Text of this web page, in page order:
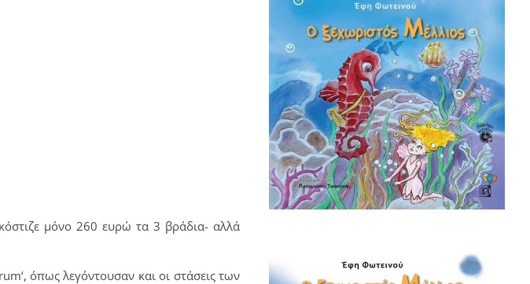
κόστιζε μόνο 260 ευρώ τα 3 βράδια- αλλά
‘, όπως λεγόντουσαν και οι στάσεις των